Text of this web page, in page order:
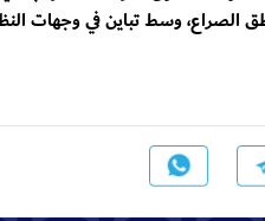
الصراع، وسط تباين في وجهات